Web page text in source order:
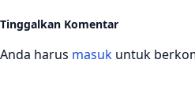
Tinggalkan Komentar
Anda harus masuk untuk